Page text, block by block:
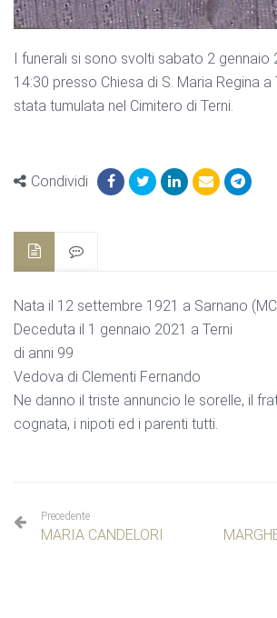
I funerali si sono svolti sabato 2 gennaio
14:30 presso Chiesa di S. Maria Regina a
stata tumulata nel Cimitero di Terni.
Condividi
Nata il 12 settembre 1921 a Sarnano
Deceduta il 1 gennaio 2021 a Terni
di anni 99
Vedova di Clementi Fernando
Ne danno il triste annuncio le sorelle, il
cognata, i nipoti ed i parenti tutti.
Precedente
MARIA CANDELORI